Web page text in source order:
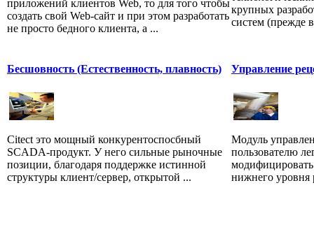
приложений клиентов Web, то для того чтобы
создать свой Web-сайт и при этом разработать
не просто бедного клиента, а ...
крупных
систем (прежде
Бесшовность (Естественность, плавность)
Citect это мощный конкурентоспосбный
SCADA-продукт. У него сильные рыночные
позиции, благодаря поддержке истинной
структуры клиент/сервер, открытой ...
Управление
Модуль
пользователю
модифицировать
нижнего уровня